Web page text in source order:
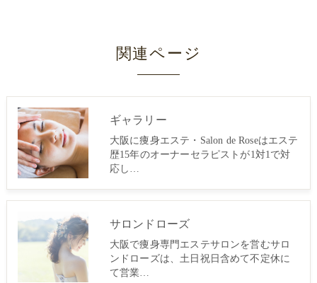
関連ページ
ギャラリー
大阪に痩身エステ・Salon de Roseはエステ
歴15年のオーナーセラピストが1対1で対
応し…
サロンドローズ
大阪で痩身専門エステサロンを営むサロ
ンドローズは、土日祝日含めて不定休に
て営業…